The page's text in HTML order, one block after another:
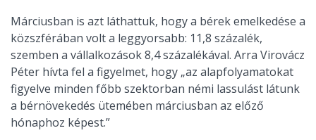
Márciusban is azt láthattuk, hogy a bérek emelkedése a
közszférában volt a leggyorsabb: 11,8 százalék,
szemben a vállalkozások 8,4 százalékával. Arra Virovácz
Péter hívta fel a figyelmet, hogy „az alapfolyamatokat
figyelve minden főbb szektorban némi lassulást látunk
a bérnövekedés ütemében márciusban az előző
hónaphoz képest.”